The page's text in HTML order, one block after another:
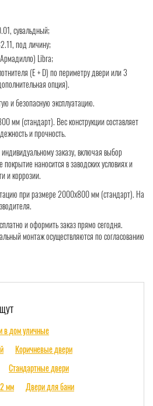
сувальдный;
под личину;
Libra;
(Е + D) по периметру двери или 3
опция).
и безопасную эксплуатацию.
мм (стандарт). Вес конструкции составляет
и прочность.
заказу, включая выбор
наносится в заводских условиях и
и коррозии.
при размере 2000x800 мм (стандарт). На
и оформить заказ прямо сегодня.
монтаж осуществляются по согласованию
в дом уличные
Коричневые двери
Стандартные двери
мм
Двери для бани